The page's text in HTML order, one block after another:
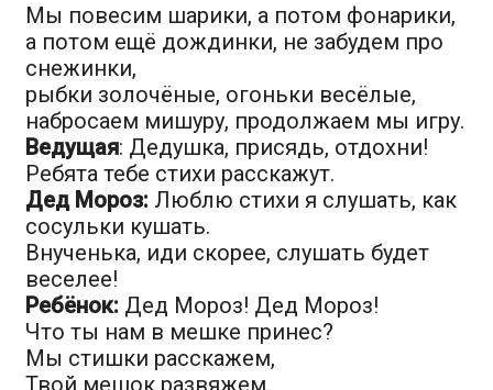
Мы повесим шарики, а потом фонарики,
а потом ещё дождинки, не забудем про
снежинки,
рыбки золочёные, огоньки весёлые,
набросаем мишуру, продолжаем мы игру.
Ведущая: Дедушка, присядь, отдохни!
Ребята тебе стихи расскажут.
Дед Мороз: Люблю стихи я слушать, как
сосульки кушать.
Внученька, иди скорее, слушать будет
веселее!
Ребёнок: Дед Мороз! Дед Мороз!
Что ты нам в мешке принес?
Мы стишки расскажем,
Твой мешок развяжем.